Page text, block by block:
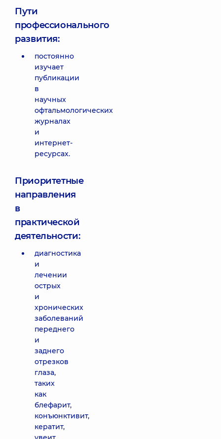
Пути
профессионального
развития:
постоянно
изучает
публикации
в
научных
офтальмологических
журналах
и
интернет-
ресурсах.
Приоритетные
направления
в
практической
деятельности:
диагностика
и
лечении
острых
и
хронических
заболеваний
переднего
и
заднего
отрезков
глаза,
таких
как
блефарит,
конъюнктивит,
кератит,